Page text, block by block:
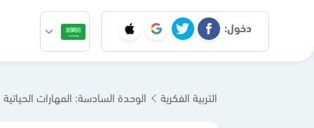
دخول:
التربية الفكرية الوحدة السادسة: المهارات الحياتية